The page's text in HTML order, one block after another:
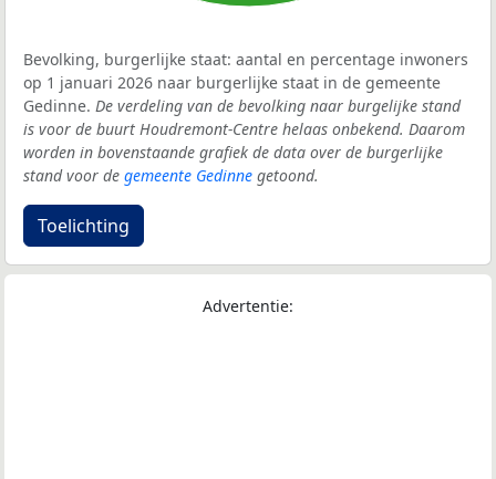
Bevolking, burgerlijke staat: aantal en percentage inwoners
op 1 januari 2026 naar burgerlijke staat in de gemeente
Gedinne. De verdeling van de bevolking naar burgelijke stand
is voor de buurt Houdremont-Centre helaas onbekend. Daarom
worden in bovenstaande grafiek de data over de burgerlijke
stand voor de gemeente Gedinne getoond.
Toelichting
Advertentie: